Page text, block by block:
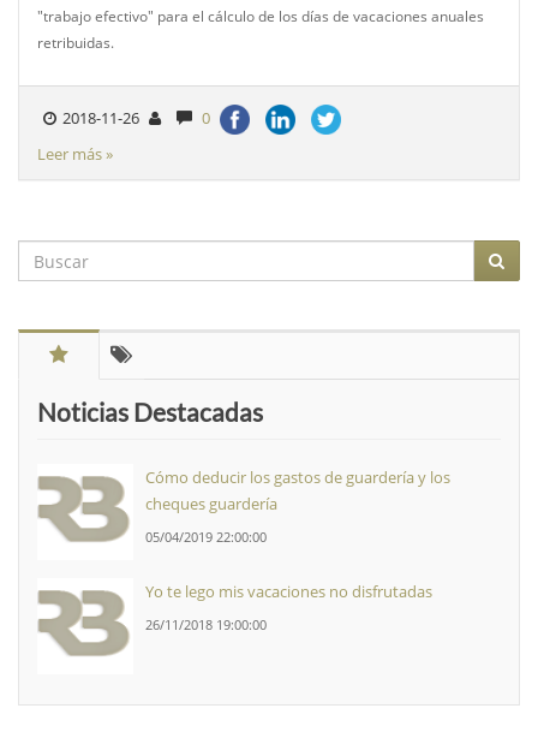
"trabajo efectivo" para el cálculo de los días de vacaciones anuales
retribuidas.
2018-11-26
0
Leer más »
Noticias Destacadas
Cómo deducir los gastos de guardería y los
cheques guardería
05/04/2019 22:00:00
Yo te lego mis vacaciones no disfrutadas
26/11/2018 19:00:00